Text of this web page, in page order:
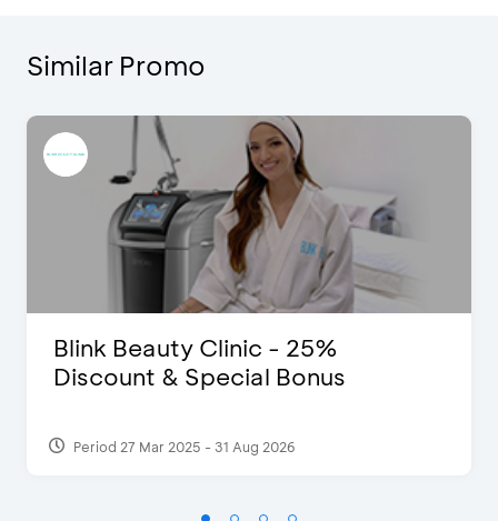
Similar Promo
Blink Beauty Clinic - 25%
Discount & Special Bonus
Period 27 Mar 2025 - 31 Aug 2026